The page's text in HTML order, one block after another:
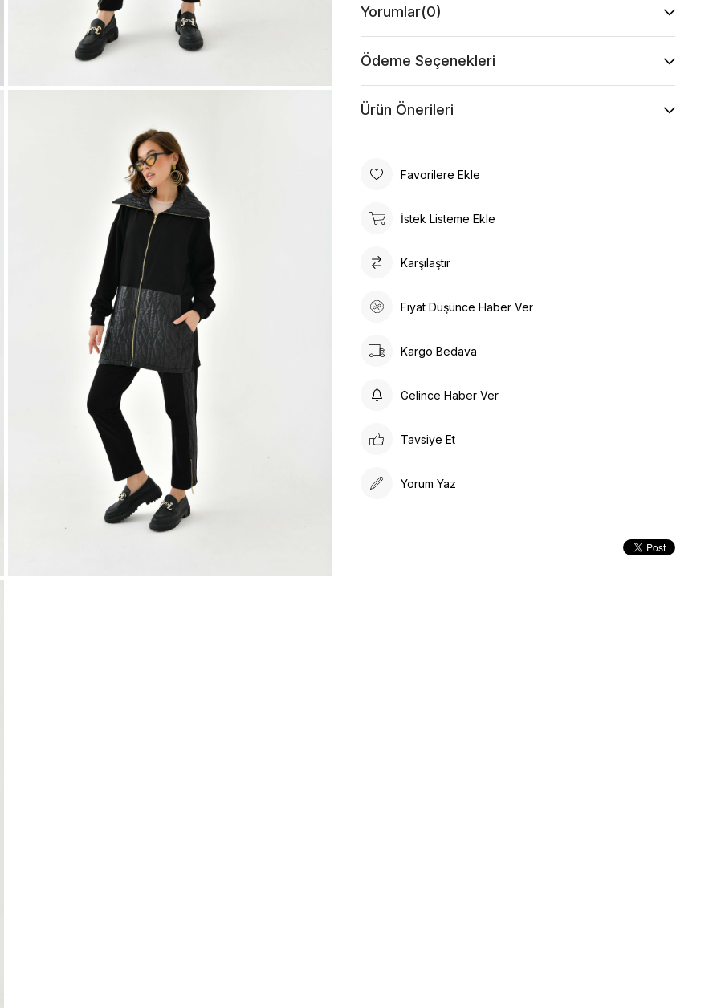
Yıkama Talimatı :
Kurutma Makinesinde Kurutulamaz
Çözücü Kullanınız
Yorumlar(0)
Ödeme Seçenekleri
Ürün Önerileri
Favorilere Ekle
İstek Listeme Ekle
Karşılaştır
Fiyat Düşünce Haber Ver
Kargo Bedava
Gelince Haber Ver
Tavsiye Et
Yorum Yaz